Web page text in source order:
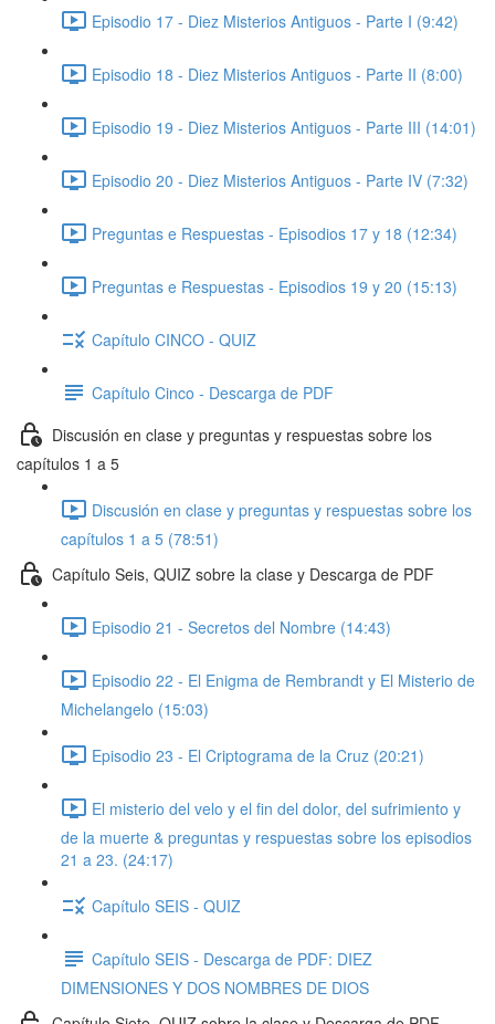
Episodio 17 - Diez Misterios Antiguos - Parte I (9:42)
Episodio 18 - Diez Misterios Antiguos - Parte II (8:00)
Episodio 19 - Diez Misterios Antiguos - Parte III (14:01)
Episodio 20 - Diez Misterios Antiguos - Parte IV (7:32)
Preguntas e Respuestas - Episodios 17 y 18 (12:34)
Preguntas e Respuestas - Episodios 19 y 20 (15:13)
Capítulo CINCO - QUIZ
Capítulo Cinco - Descarga de PDF
Discusión en clase y preguntas y respuestas sobre los
capítulos 1 a 5
Discusión en clase y preguntas y respuestas sobre los
capítulos 1 a 5 (78:51)
Capítulo Seis, QUIZ sobre la clase y Descarga de PDF
Episodio 21 - Secretos del Nombre (14:43)
Episodio 22 - El Enigma de Rembrandt y El Misterio de
Michelangelo (15:03)
Episodio 23 - El Criptograma de la Cruz (20:21)
El misterio del velo y el fin del dolor, del sufrimiento y
de la muerte & preguntas y respuestas sobre los episodios
21 a 23. (24:17)
Capítulo SEIS - QUIZ
Capítulo SEIS - Descarga de PDF: DIEZ
DIMENSIONES Y DOS NOMBRES DE DIOS